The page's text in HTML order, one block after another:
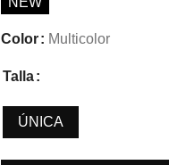
Color Multicolor
Talla
ÚNICA